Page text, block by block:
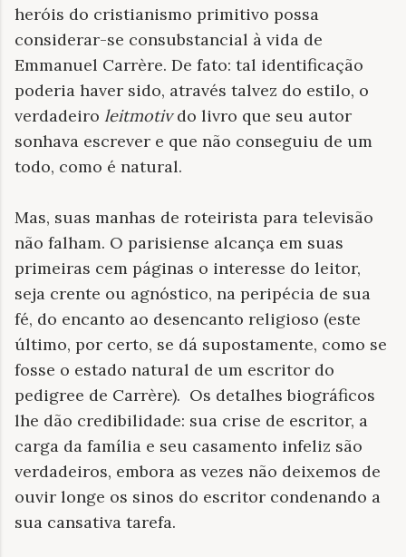
heróis do cristianismo primitivo possa
considerar-se consubstancial à vida de
Emmanuel Carrère. De fato: tal identificação
poderia haver sido, através talvez do estilo, o
verdadeiro leitmotivdo livro que seu autor
sonhava escrever e que não conseguiu de um
todo, como é natural.
Mas, suas manhas de roteirista para televisão
não falham. O parisiense alcança em suas
primeiras cem páginas o interesse do leitor,
seja crente ou agnóstico, na peripécia de sua
fé, do encanto ao desencanto religioso (este
último, por certo, se dá supostamente, como se
fosse o estado natural de um escritor do
pedigree de Carrère). Os detalhes biográficos
lhe dão credibilidade: sua crise de escritor, a
carga da família e seu casamento infeliz são
verdadeiros, embora as vezes não deixemos de
ouvir longe os sinos do escritor condenando a
sua cansativa tarefa.